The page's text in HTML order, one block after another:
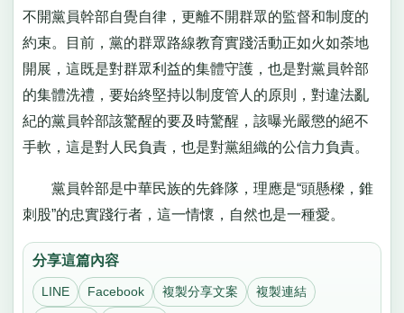
不開黨員幹部自覺自律，更離不開群眾的監督和制度的
約束。目前，黨的群眾路線教育實踐活動正如火如荼地
開展，這既是對群眾利益的集體守護，也是對黨員幹部
的集體洗禮，要始終堅持以制度管人的原則，對違法亂
紀的黨員幹部該驚醒的要及時驚醒，該曝光嚴懲的絕不
手軟，這是對人民負責，也是對黨組織的公信力負責。
黨員幹部是中華民族的先鋒隊，理應是“頭懸樑，錐
刺股”的忠實踐行者，這一情懷，自然也是一種愛。
分享這篇內容
LINE Facebook 複製分享文案 複製連結